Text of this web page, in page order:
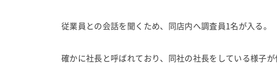
従業員との会話を聞くため、同店内へ調査員1名が入る。
確かに社長と呼ばれており、同社の社長をしている様子